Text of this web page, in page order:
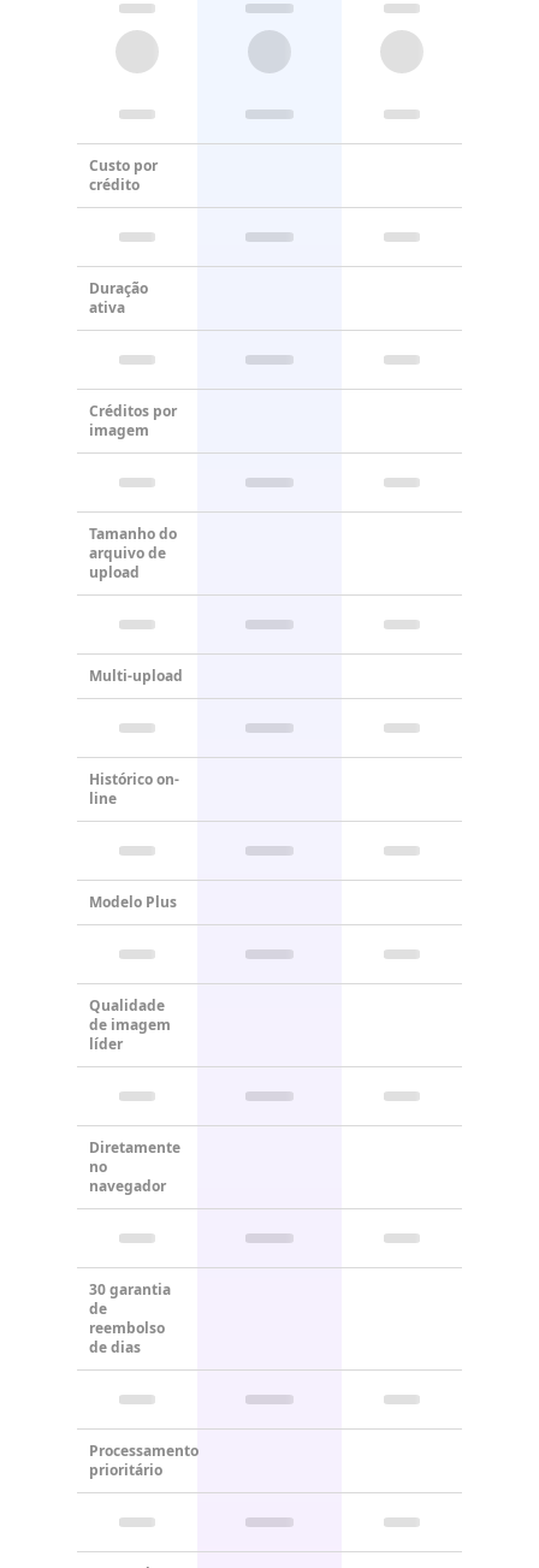
Custo por
crédito
Duração
ativa
Créditos por
imagem
Tamanho do
arquivo de
upload
Multi-upload
Histórico on-
line
Modelo Plus
Qualidade
de imagem
líder
Diretamente
no
navegador
30 garantia
de
reembolso
de dias
Processamento
prioritário